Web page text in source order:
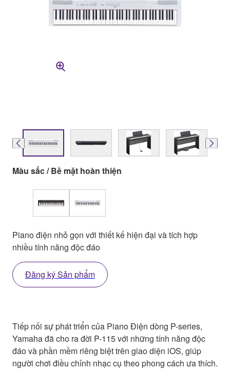
Màu sắc / Bề mặt hoàn thiện
Piano điện nhỏ gọn với thiết kế hiện đại và tích hợp
nhiều tính năng độc đáo
Đăng ký Sản phẩm
Tiếp nối sự phát triển của Piano Điện dòng P-series,
Yamaha đã cho ra đời P-115 với những tính năng độc
đáo và phần mềm riêng biệt trên giao diện iOS, giúp
người chơi điều chỉnh nhạc cụ theo phong cách ưa thích.